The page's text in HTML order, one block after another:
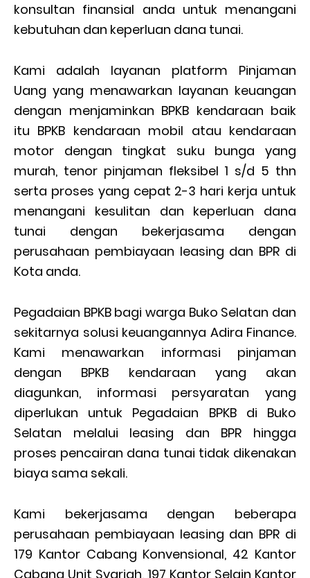
konsultan finansial anda untuk menangani
kebutuhan dan keperluan dana tunai.
Kami adalah layanan platform Pinjaman
Uang yang menawarkan layanan keuangan
dengan menjaminkan BPKB kendaraan baik
itu BPKB kendaraan mobil atau kendaraan
motor dengan tingkat suku bunga yang
murah, tenor pinjaman fleksibel 1 s/d 5 thn
serta proses yang cepat 2-3 hari kerja untuk
menangani kesulitan dan keperluan dana
tunai dengan bekerjasama dengan
perusahaan pembiayaan leasing dan BPR di
Kota anda.
Pegadaian BPKB bagi warga Buko Selatan dan
sekitarnya solusi keuangannya Adira Finance.
Kami menawarkan informasi pinjaman
dengan BPKB kendaraan yang akan
diagunkan, informasi persyaratan yang
diperlukan untuk Pegadaian BPKB di Buko
Selatan melalui leasing dan BPR hingga
proses pencairan dana tunai tidak dikenakan
biaya sama sekali.
Kami bekerjasama dengan beberapa
perusahaan pembiayaan leasing dan BPR di
179 Kantor Cabang Konvensional, 42 Kantor
Cabang Unit Syariah, 197 Kantor Selain Kantor